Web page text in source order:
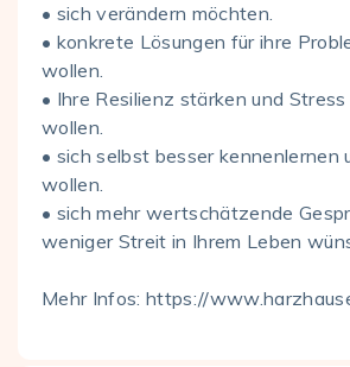
• sich verändern möchten.
• konkrete Lösungen für ihre
wollen.
• Ihre Resilienz stärken und
wollen.
• sich selbst besser kennenlernen
wollen.
• sich mehr wertschätzende
weniger Streit in Ihrem Leben
Mehr Infos: https://